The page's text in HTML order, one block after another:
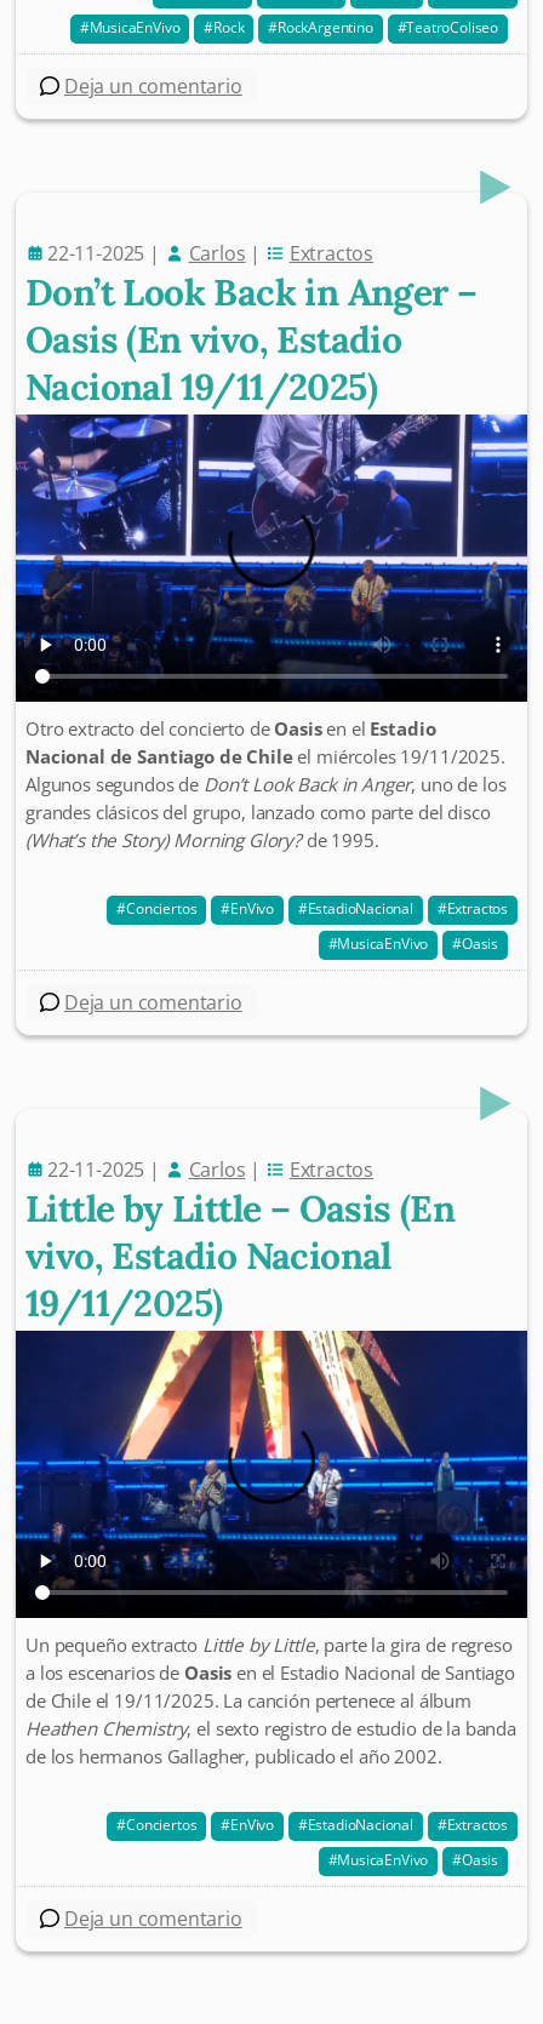
MusicaEnVivo
Rock RockArgentino TeatroColiseo
Deja un comentario
22-11-2025 | Carlos | Extractos
Don’t Look Back in Anger –
Oasis (En vivo, Estadio
Nacional 19/11/2025)
Otro extracto del concierto de Oasisen el Estadio
Nacional de Santiago de Chileel miércoles 19/11/2025.
Algunos segundos de Don’t Look Back in Anger, uno de los
grandes clásicos del grupo, lanzado como parte del disco
(What’s the Story) Morning Glory?de 1995.
Conciertos EnVivo EstadioNacional
Extractos
MusicaEnVivo
Oasis
Deja un comentario
22-11-2025 | Carlos | Extractos
Little by Little – Oasis (En
vivo, Estadio Nacional
19/11/2025)
Un pequeño extracto Little by Little, parte la gira de regreso
a los escenarios de Oasis en el Estadio Nacional de Santiago
de Chile el 19/11/2025. La canción pertenece al álbum
Heathen Chemistry, el sexto registro de estudio de la banda
de los hermanos Gallagher, publicado el año 2002.
Conciertos EnVivo EstadioNacional
Extractos
MusicaEnVivo
Oasis
Deja un comentario